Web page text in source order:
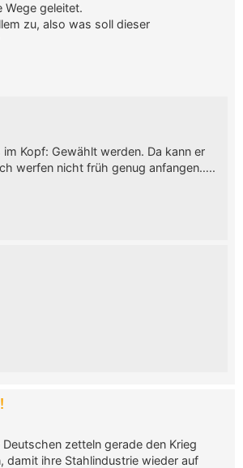
Wege geleitet.
zu, also was soll dieser
im Kopf: Gewählt werden. Da kann er
werfen nicht früh genug anfangen…..
zetteln gerade den Krieg
damit ihre Stahlindustrie wieder auf